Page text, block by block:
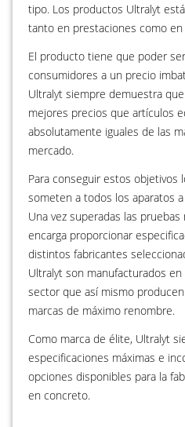
tipo. Los productos Ultralyt
tanto en prestaciones como en
El producto tiene que poder
consumidores a un precio
Ultralyt siempre demuestra
mejores precios que artículos
absolutamente iguales de las
mercado.
Para conseguir estos objetivos
someten a todos los aparatos
Una vez superadas las
encarga proporcionar
distintos fabricantes
Ultralyt son manufacturados
sector que así mismo
marcas de máximo renombre.
Como marca de élite, Ultralyt
especificaciones máximas e
opciones disponibles para la
en concreto.